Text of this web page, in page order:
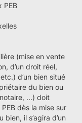
PEB
(mise en vente
d’un droit réel,
d’un bien situé
du bien ou
...) doit
dès la mise sur
il s’agira d’un